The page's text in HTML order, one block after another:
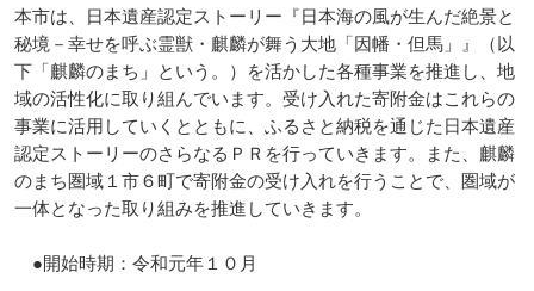
本市は、日本遺産認定ストーリー『日本海の風が生んだ絶景と
秘境－幸せを呼ぶ霊獣・麒麟が舞う大地「因幡・但馬」』（以
下「麒麟のまち」という。）を活かした各種事業を推進し、地
域の活性化に取り組んでいます。受け入れた寄附金はこれらの
事業に活用していくとともに、ふるさと納税を通じた日本遺産
認定ストーリーのさらなるＰＲを行っていきます。また、麒麟
のまち圏域１市６町で寄附金の受け入れを行うことで、圏域が
一体となった取り組みを推進していきます。
●開始時期：令和元年１０月